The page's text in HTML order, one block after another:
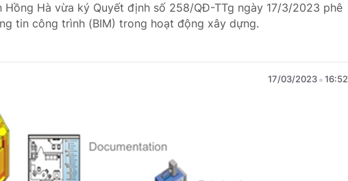
Hồng Hà vừa ký Quyết định số 258/QĐ-TTg ngày 17/3/2023 phê
tin công trình (BIM) trong hoạt động xây dựng.
17/03/2023 16:52